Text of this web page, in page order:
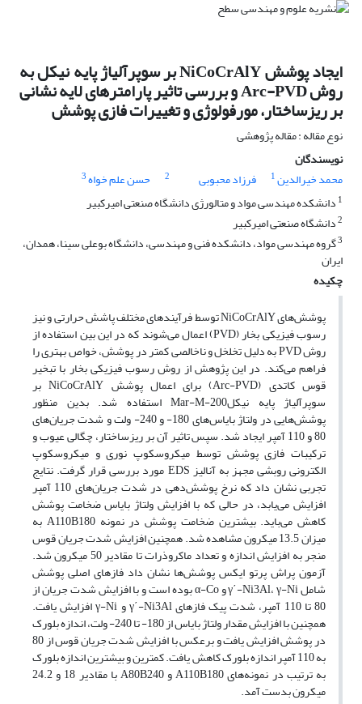
ایجاد پوشش NiCoCrAlY بر سوپرآلیاژ پایه نیکل به
روش Arc-PVD و بررسی تاثیر پارامترهای لایه نشانی
بر ریزساختار، مورفولوژی و تغییرات فازی پوشش
نوع مقاله : مقاله پژوهشی
نویسندگان
محمد خیرالدین1 فرزاد محبوبی 2 حسن علم خواه3
1 دانشکده مهندسی مواد و متالورژی دانشگاه صنعتی امیرکبیر
2دانشگاه صنعتی امیرکبیر
3گروه مهندسی مواد، دانشکده فنی و مهندسی، دانشگاه بوعلی سینا، همدان،
ایران
چکیده
پوشش‌های ‌NiCoCrAlY توسط فرآیندهای مختلف پاشش حرارتی و نیز
رسوب فیزیکی بخار (PVD) اعمال می‌شوند که در این ‌بین استفاده از
روش PVD به دلیل تخلخل و ناخالصی کمتر در پوشش، خواص بهتری را
فراهم می‌کند. در این پژوهش از روش رسوب فیزیکی بخار با تبخیر
قوس کاتدی (Arc-PVD) برای اعمال پوشش NiCoCrAlY بر
سوپرآلیاژ پایه نیکلMar-M-200 استفاده شد. بدین منظور
پوشش‌هایی در ولتاژ بایاس‌های 180- و 240- ولت و شدت جریان‌های
80 و 110 آمپر ایجاد شد. سپس تاثیر آن بر ریزساختار، چگالی عیوب و
ترکیبات فازی پوشش توسط میکروسکوپ نوری و میکروسکوپ
الکترونی روبشی مجهز به آنالیز EDS مورد بررسی قرار گرفت. نتایج
تجربی نشان داد که نرخ پوشش‌دهی در شدت جریان‌های 110 آمپر
افزایش می‌یابد، در حالی که با افزایش ولتاژ بایاس ضخامت پوشش
کاهش می‌باید. بیشترین ضخامت پوشش در نمونه A110B180 به
میزان 13.5 میکرون مشاهده شد. همچنین افزایش شدت جریان قوس
منجر به افزایش اندازه و تعداد ماکروذرات تا مقادیر 50 میکرون شد.
آزمون پراش پرتو ایکس پوشش‌ها نشان داد فازهای اصلی پوشش
شامل γ΄-Ni3Al، γ-Ni و α-Co بوده است و با افزایش شدت جریان از
80 تا 110 آمپر، شدت پیک فازهای γ΄-Ni3Al و γ-Ni افزایش یافت.
همچنین با افزایش مقدار ولتاژ بایاس از 180- تا 240- ولت، اندازه بلورک
در پوشش افزایش یافت و برعکس با افزایش شدت جریان قوس از 80
به 110 آمپر اندازه بلورک کاهش یافت. کمترین و بیشترین اندازه بلورک
به ترتیب در نمونه‌های A110B180 و A80B240 با مقادیر 18 و 24.2
میکرون بدست آمد.